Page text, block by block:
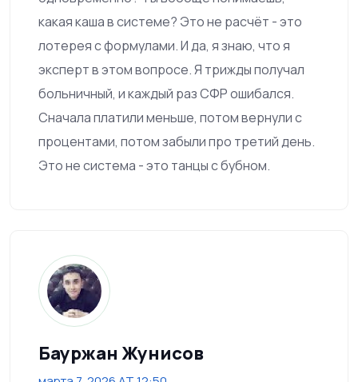
какая каша в системе? Это не расчёт - это
лотерея с формулами. И да, я знаю, что я
эксперт в этом вопросе. Я трижды получал
больничный, и каждый раз СФР ошибался.
Сначала платили меньше, потом вернули с
процентами, потом забыли про третий день.
Это не система - это танцы с бубном.
Бауржан Жунисов